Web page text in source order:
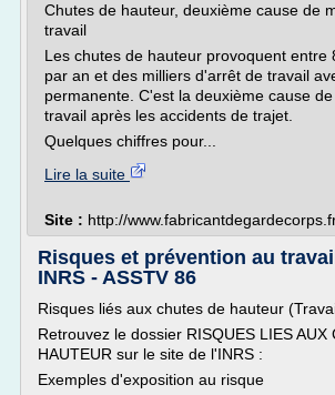
Chutes de hauteur, deuxième cause de
travail
Les chutes de hauteur provoquent entre
par an et des milliers d'arrêt de travail
permanente. C'est la deuxième cause
travail après les accidents de trajet.
Quelques chiffres pour...
Lire la suite
Site : http://
Risques et prévention au
INRS - ASSTV 86
Risques liés aux chutes de hauteur
Retrouvez le dossier RISQUES LIES AUX
HAUTEUR sur le site de l'INRS :
Exemples d'exposition au risque